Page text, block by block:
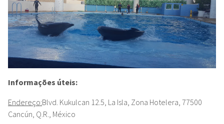
Informações úteis:
Endereço:Blvd. Kukulcan 12.5, La Isla, Zona Hotelera, 77500
Cancún, Q.R., México